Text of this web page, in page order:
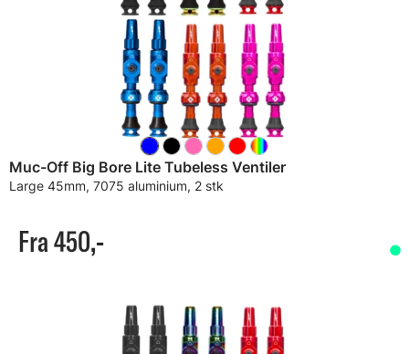
Muc-Off Big Bore Lite Tubeless Ventiler
Large 45mm, 7075 aluminium, 2 stk
Fra 450,-